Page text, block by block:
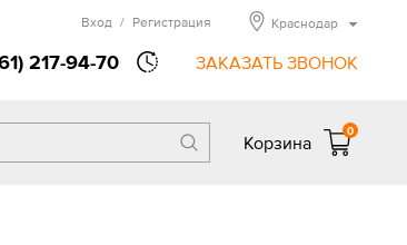
217-94-70 ЗАКАЗАТЬ ЗВОНОК
Вход / Регистрация Краснодар
Корзина
0